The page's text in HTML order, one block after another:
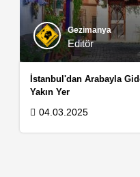
Gezimanya
Editör
İstanbul'dan Arabayla
Yakın Yer
04.03.2025